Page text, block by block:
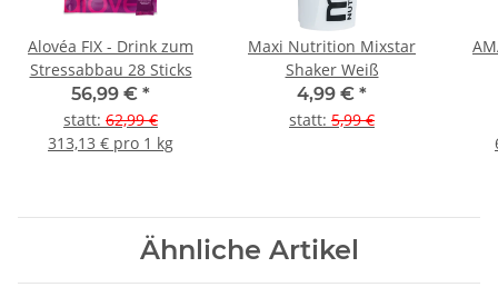
Alovéa FIX - Drink zum
Stressabbau 28 Sticks
56,99 € *
statt: 62,99 €
313,13 € pro 1 kg
Maxi Nutrition Mixstar
Shaker Weiß
4,99 € *
statt: 5,99 €
Ähnliche Artikel